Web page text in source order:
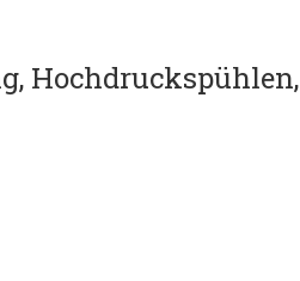
Hochdruckspühlen,